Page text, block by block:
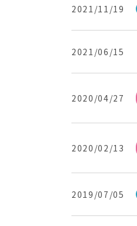
2021/11/19
2021/06/15
2020/04/27
2020/02/13
2019/07/05